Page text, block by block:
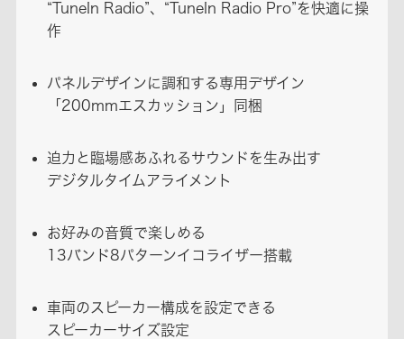
“TuneIn Radio”、“TuneIn Radio Pro”を快適に操
作
パネルデザインに調和する専用デザイン
「200mmエスカッション」同梱
迫力と臨場感あふれるサウンドを生み出す
デジタルタイムアライメント
お好みの音質で楽しめる
13バンド8パターンイコライザー搭載
車両のスピーカー構成を設定できる
スピーカーサイズ設定